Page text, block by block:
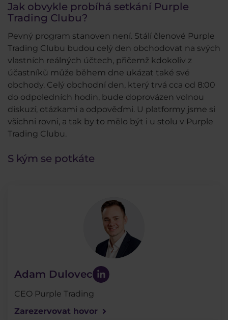
Jak obvykle probíhá setkání Purple
Trading Clubu?
Pevný program stanoven není. Stálí členové Purple
Trading Clubu budou celý den obchodovat na svých
vlastních reálných účtech, přičemž kdokoliv z
účastníků může během dne ukázat také své
obchody. Celý obchodní den, který trvá cca od 8:00
do odpoledních hodin, bude doprovázen volnou
diskuzí, otázkami a odpověďmi. U platformy jsme si
všichni rovni, a tak by to mělo být i u stolu v Purple
Trading Clubu.
S kým se potkáte
Adam Dulovec
CEO Purple Trading
Zarezervovat hovor